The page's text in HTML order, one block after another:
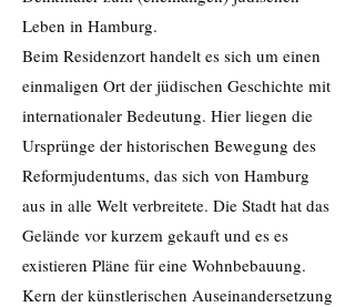
Leben in Hamburg.
Beim Residenzort handelt es sich um einen
einmaligen Ort der jüdischen Geschichte mit
internationaler Bedeutung. Hier liegen die
Ursprünge der historischen Bewegung des
Reformjudentums, das sich von Hamburg
aus in alle Welt verbreitete. Die Stadt hat das
Gelände vor kurzem gekauft und es es
existieren Pläne für eine Wohnbebauung.
Kern der künstlerischen Auseinandersetzung